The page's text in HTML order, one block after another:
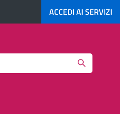
ACCEDI AI SERVIZI
Search